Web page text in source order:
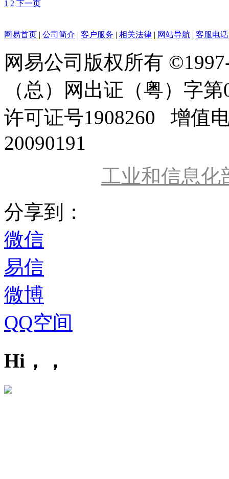
1 2 下一页
网易首页 | 公司简介 | 客户服务 | 相关法律 | 网站导航 | 客服电话
网易公司版权所有
（总）网出证（粤）字
许可证号1908260 增值
20090191
工业和信息化
分享到：
微信
易信
微博
QQ空间
Hi，，